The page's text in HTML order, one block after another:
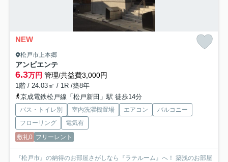
NEW
松戸市上本郷
アンビエンテ
6.3万円 管理/共益費3,000円
1階 / 24.03㎡ / 1R /築8年
京成電鉄松戸線「松戸新田」駅 徒歩14分
バス・トイレ別 室内洗濯機置場 エアコン
バルコニー
フローリング
電気有
敷礼0 フリーレント
『松戸市』の納得のお部屋さがしなら『ラテルーム』へ！ 築浅のお部屋